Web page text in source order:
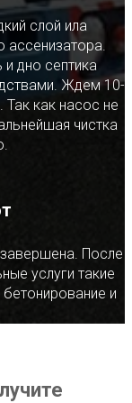
слой ила
дно септика
Ждем 10-
Так как насос не
чистка
завершена. После
услуги такие
и